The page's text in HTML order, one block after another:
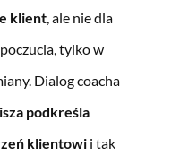
klient, ale nie dla
tylko w
Dialog coacha
podkreśla
klientowii tak